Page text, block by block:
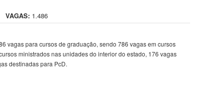
VAGAS:1.486
vagas para cursos de graduação, sendo 786 vagas em cursos
ministrados nas unidades do interior do estado, 176 vagas
destinadas para PcD.